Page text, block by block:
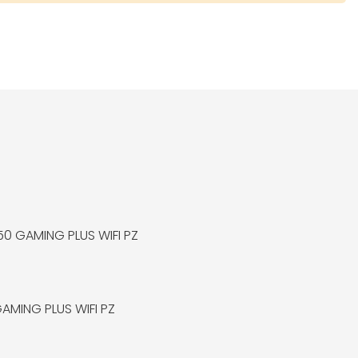
GAMING PLUS WIFI PZ
PLUS WIFI PZ